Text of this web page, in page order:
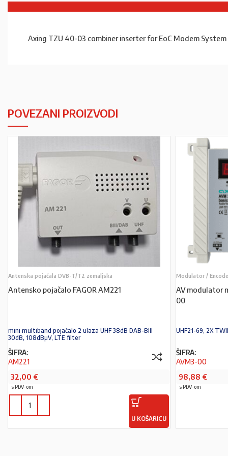
Axing TZU 40-03 combiner inserter for EoC Modem
POVEZANI PROIZVODI
Antenska pojačala DVB-T/T2 zemaljska
Antensko pojačalo FAGOR AM221
mini multiband pojačalo 2 ulaza UHF 38dB DAB-BIII
30dB, 108dBµV, LTE filter
ŠIFRA:
AM221
32,00 €
s PDV-om
U KOŠARICU
Modulator /
AV modulator
00
UHF21-69, 2X
ŠIFRA:
AVM3-00
98,88 €
s PDV-om